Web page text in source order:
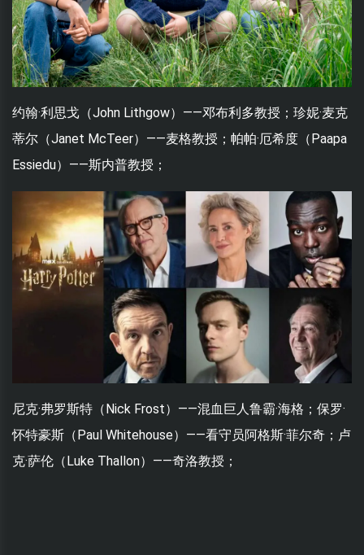
约翰·利思戈（John Lithgow）——邓布利多教授；珍妮·麦克
蒂尔（Janet McTeer）——麦格教授；帕帕·厄希度（Paapa
Essiedu）——斯内普教授；
尼克·弗罗斯特（Nick Frost）——混血巨人鲁霸·海格；保罗·
怀特豪斯（Paul Whitehouse）——看守员阿格斯·菲尔奇；卢
克·萨伦（Luke Thallon）——奇洛教授；